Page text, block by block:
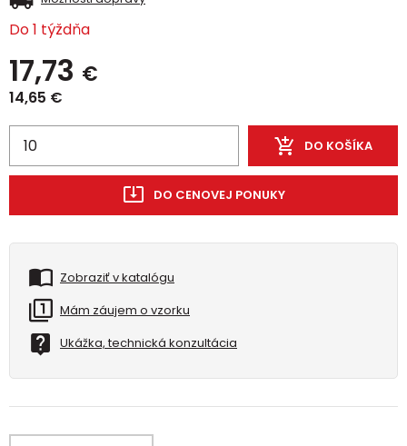
Do 1 týždňa
17,73 €
14,65 €
DO KOŠÍKA
DO CENOVEJ PONUKY
Zobraziť v katalógu
Mám záujem o vzorku
Ukážka, technická konzultácia